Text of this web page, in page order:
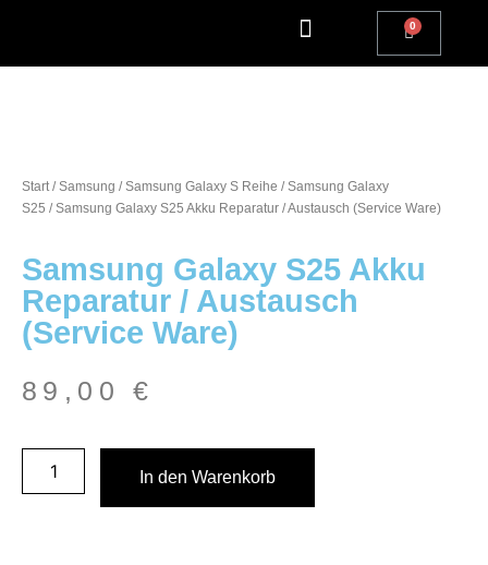
Start/Samsung /Samsung Galaxy S Reihe /Samsung Galaxy
S25 / Samsung Galaxy S25 Akku Reparatur / Austausch (Service Ware)
Samsung Galaxy S25 Akku
Reparatur / Austausch
(Service Ware)
89,00€
In den Warenkorb